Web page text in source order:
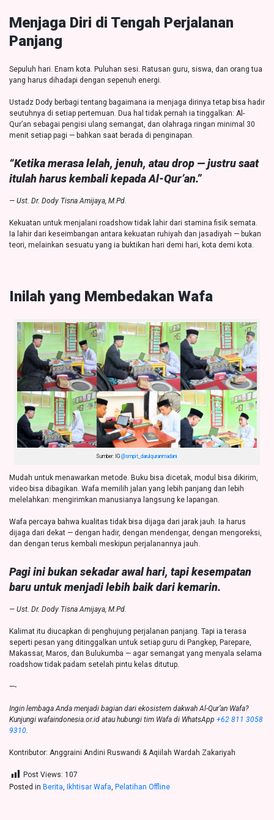
Menjaga Diri di Tengah Perjalanan
Panjang
Sepuluh hari. Enam kota. Puluhan sesi. Ratusan guru, siswa, dan orang tua
yang harus dihadapi dengan sepenuh energi.
Ustadz Dody berbagi tentang bagaimana ia menjaga dirinya tetap bisa hadir
seutuhnya di setiap pertemuan. Dua hal tidak pernah ia tinggalkan: Al-
Qur’an sebagai pengisi ulang semangat, dan olahraga ringan minimal 30
menit setiap pagi — bahkan saat berada di penginapan.
“Ketika merasa lelah, jenuh, atau drop — justru saat
itulah harus kembali kepada Al-Qur’an.”
— Ust. Dr. Dody Tisna Amijaya, M.Pd.
Kekuatan untuk menjalani roadshow tidak lahir dari stamina fisik semata.
Ia lahir dari keseimbangan antara kekuatan ruhiyah dan jasadiyah — bukan
teori, melainkan sesuatu yang ia buktikan hari demi hari, kota demi kota.
Inilah yang Membedakan Wafa
Sumber: IG@smpit_darulquranmadani
Mudah untuk menawarkan metode. Buku bisa dicetak, modul bisa dikirim,
video bisa dibagikan. Wafa memilih jalan yang lebih panjang dan lebih
melelahkan: mengirimkan manusianya langsung ke lapangan.
Wafa percaya bahwa kualitas tidak bisa dijaga dari jarak jauh. Ia harus
dijaga dari dekat — dengan hadir, dengan mendengar, dengan mengoreksi,
dan dengan terus kembali meskipun perjalanannya jauh.
Pagi ini bukan sekadar awal hari, tapi kesempatan
baru untuk menjadi lebih baik dari kemarin.
— Ust. Dr. Dody Tisna Amijaya, M.Pd.
Kalimat itu diucapkan di penghujung perjalanan panjang. Tapi ia terasa
seperti pesan yang ditinggalkan untuk setiap guru di Pangkep, Parepare,
Makassar, Maros, dan Bulukumba — agar semangat yang menyala selama
roadshow tidak padam setelah pintu kelas ditutup.
—-
Ingin lembaga Anda menjadi bagian dari ekosistem dakwah Al-Qur’an Wafa?
Kunjungi wafaindonesia.or.id atau hubungi tim Wafa di WhatsApp +62 811 3058
9310.
Kontributor: Anggraini Andini Ruswandi & Aqiilah Wardah Zakariyah
Post Views: 107
Posted in Berita, Ikhtisar Wafa, Pelatihan Offline